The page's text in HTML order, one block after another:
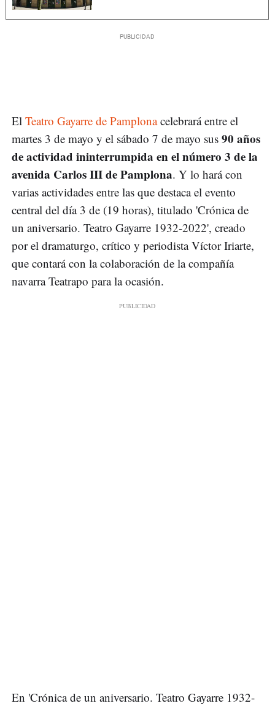
El Teatro Gayarre de Pamplonacelebrará entre el
martes 3 de mayo y el sábado 7 de mayo sus 90 años
de actividad ininterrumpida en el número 3 de la
avenida Carlos III de Pamplona. Y lo hará con
varias actividades entre las que destaca el evento
central del día 3 de (19 horas), titulado 'Crónica de
un aniversario. Teatro Gayarre 1932-2022', creado
por el dramaturgo, crítico y periodista Víctor Iriarte,
que contará con la colaboración de la compañía
navarra Teatrapo para la ocasión.
En 'Crónica de un aniversario. Teatro Gayarre 1932-